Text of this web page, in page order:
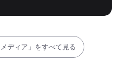
ディア」をすべて見る